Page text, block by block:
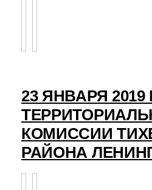
23 ЯНВАРЯ
КОМИССИИ
РАЙОНА